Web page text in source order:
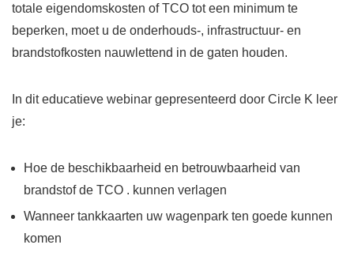
totale eigendomskosten of TCO tot een minimum te
beperken, moet u de onderhouds-, infrastructuur- en
brandstofkosten nauwlettend in de gaten houden.
In dit educatieve webinar gepresenteerd door Circle K leer
je:
Hoe de beschikbaarheid en betrouwbaarheid van
brandstof de TCO . kunnen verlagen
Wanneer tankkaarten uw wagenpark ten goede kunnen
komen